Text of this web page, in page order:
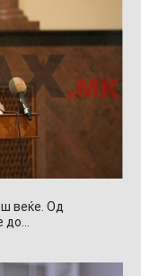
веќе. Од